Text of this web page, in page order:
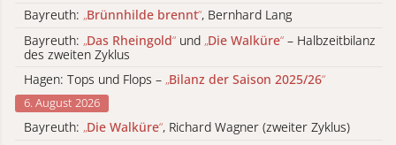
Bayreuth: „Brünnhilde brennt“, Bernhard Lang
Bayreuth: „Das Rheingold“ und „Die Walküre“ – Halbzeitbilanz
des zweiten Zyklus
Hagen: Tops und Flops – „Bilanz der Saison 2025/26“
6. August 2026
Bayreuth: „Die Walküre“, Richard Wagner (zweiter Zyklus)